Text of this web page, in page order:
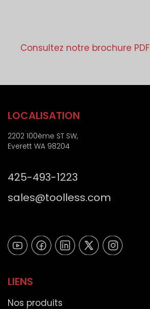
o
s
l
*
jConsultez notre brochure PDF
LOCALISATION
2202 100ème ST SW,
Everett WA 98204
425-493-1223
sales@toolless.com
LIENS
Nos produits